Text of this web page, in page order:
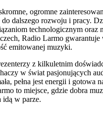
ogromne
do dalszego rozwoju i pracy.
technologicznym oraz
Radio Larmo gwarantuje
emitowanej muzyki.
z kilkuletnim
w świat pasjonujących
pełna jest energii i gotowa
to miejsce, gdzie dobra
idą w parze.